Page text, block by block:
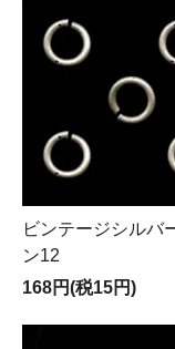
ビンテージシルバ
ン12
168円(税15円)